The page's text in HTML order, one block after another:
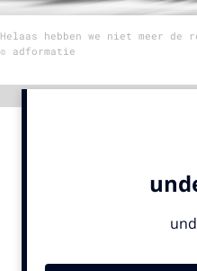
12 nov: MarketingLive!
Adverteren
Helaas hebben we niet meer
© adformatie